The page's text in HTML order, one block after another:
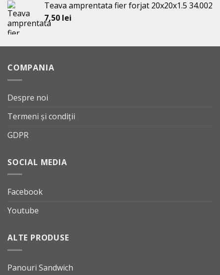
Teava amprentata fier forjat 20x20x1.5 34.002
7,50 lei
COMPANIA
Despre noi
Termeni și condiții
GDPR
SOCIAL MEDIA
Facebook
Youtube
ALTE PRODUSE
Panouri Sandwich